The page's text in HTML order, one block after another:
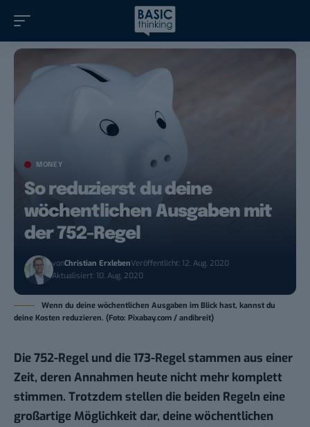
MONEY
So reduzierst du deine
wöchentlichen Ausgaben mit
der 752-Regel
vonChristian ErxlebenVeröffentlicht: 12. Aug. 2020
Aktualisiert: 10. Aug. 2020
Wenn du deine wöchentlichen Ausgaben im Blick hast, kannst du
deine Kosten reduzieren. (Foto: Pixabay.com / andibreit)
Die 752-Regel und die 173-Regel stammen aus einer
Zeit, deren Annahmen heute nicht mehr komplett
stimmen. Trotzdem stellen die beiden Regeln eine
großartige Möglichkeit dar, deine wöchentlichen